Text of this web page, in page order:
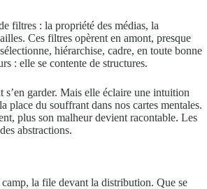
filtres : la propriété des médias, la
Ces filtres opèrent en amont, presque
hiérarchise, cadre, en toute bonne
: elle se contente de structures.
garder. Mais elle éclaire une intuition
place du souffrant dans nos cartes mentales.
plus son malheur devient racontable. Les
abstractions.
la file devant la distribution. Que se